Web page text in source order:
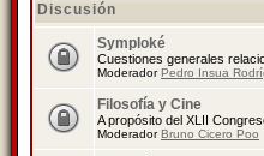
Discusión
Symploké
Cuestiones generales
ModeradorPedro Insua
Filosofía y Cine
A propósito del XLII
ModeradorBruno Cicero Poo